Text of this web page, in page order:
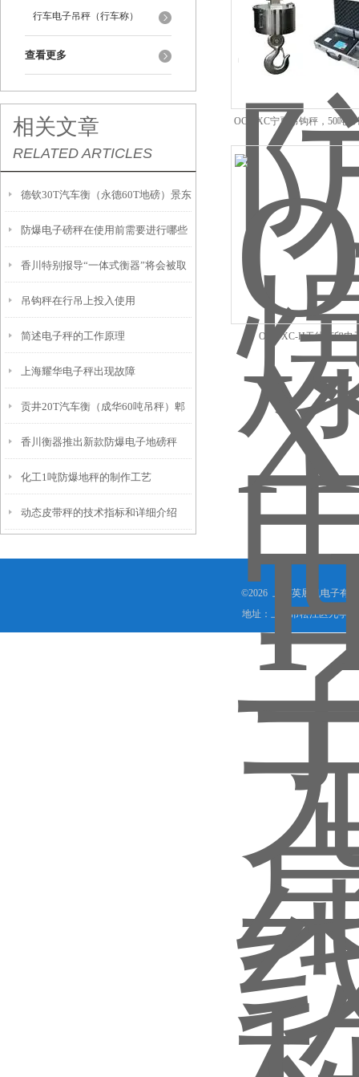
行车电子吊秤（行车称）
查看更多
相关文章
RELATED ARTICLES
德钦30T汽车衡（永德60T地磅）景东
轨道秤）普洱150T吊秤维修
防爆电子磅秤在使用前需要进行哪些
准备工作？
香川特别报导“一体式衡器”将会被取
代
吊钩秤在行吊上投入使用
简述电子秤的工作原理
上海耀华电子秤出现故障
贡井20T汽车衡（成华60吨吊秤）郫
都轨道衡）盐亭120T地磅维修
香川衡器推出新款防爆电子地磅秤
化工1吨防爆地秤的制作工艺
动态皮带秤的技术指标和详细介绍
OCS-XC宁夏吊钩秤，50吨吊
爆电子秤 电子吊磅
OCS-XC-H无线打印电
©2026 上海英展机电子有
地址：上海市松江区九亭镇